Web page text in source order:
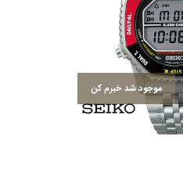
موجود شد خبرم کن